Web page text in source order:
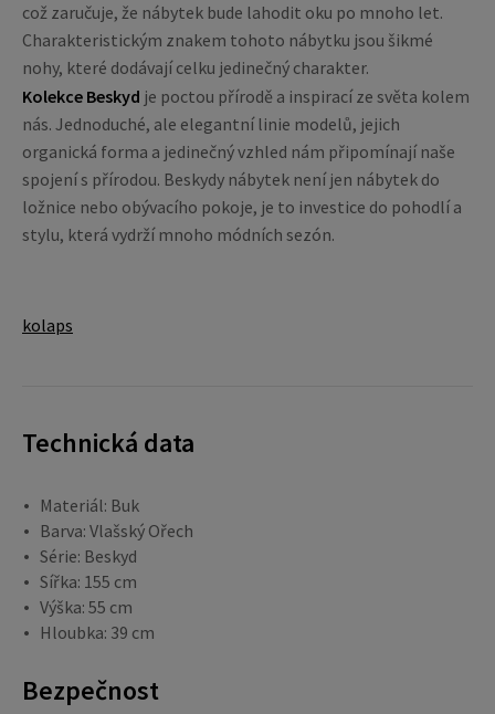
což zaručuje, že nábytek bude lahodit oku po mnoho let.
Charakteristickým znakem tohoto nábytku jsou šikmé
nohy, které dodávají celku jedinečný charakter.
Kolekce Beskyd je poctou přírodě a inspirací ze světa kolem
nás. Jednoduché, ale elegantní linie modelů, jejich
organická forma a jedinečný vzhled nám připomínají naše
spojení s přírodou. Beskydy nábytek není jen nábytek do
ložnice nebo obývacího pokoje, je to investice do pohodlí a
stylu, která vydrží mnoho módních sezón.
kolaps
Technická data
Materiál: Buk
Barva: Vlašský Ořech
Série: Beskyd
Sířka: 155 cm
Výška: 55 cm
Hloubka: 39 cm
Bezpečnost